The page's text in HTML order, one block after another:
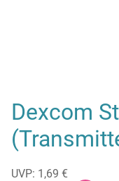
Dexcom
UVP: 1,69 €